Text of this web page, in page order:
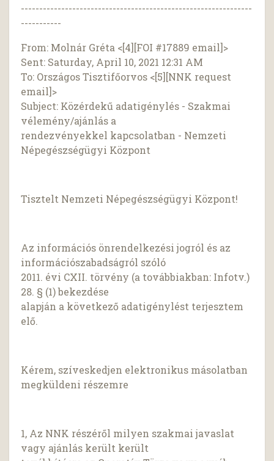
---------------------------------------------------------------
-----------
From: Molnár Gréta <[4][FOI #17889 email]>
Sent: Saturday, April 10, 2021 12:31 AM
To: Országos Tisztifőorvos <[5][NNK request
email]>
Subject: Közérdekű adatigénylés - Szakmai
vélemény/ajánlás a
rendezvényekkel kapcsolatban - Nemzeti
Népegészségügyi Központ
Tisztelt Nemzeti Népegészségügyi Központ!
Az információs önrendelkezési jogról és az
információszabadságról szóló
2011. évi CXII. törvény (a továbbiakban: Infotv.)
28. § (1) bekezdése
alapján a következő adatigénylést terjesztem
elő.
Kérem, szíveskedjen elektronikus másolatban
megküldeni részemre
1, Az NNK részéről milyen szakmai javaslat
vagy ajánlás került került